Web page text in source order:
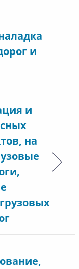
и
и
на